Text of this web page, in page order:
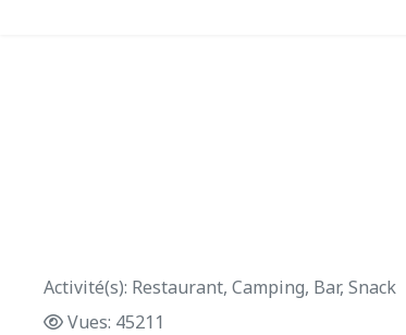
Activité(s): Restaurant, Camping, Bar, Snack
Vues: 45211